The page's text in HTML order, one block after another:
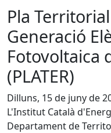
Pla
Generació
Fotovoltaica
(PLATER)
Dilluns, 15 de juny de
L'Institut Català
Departament de